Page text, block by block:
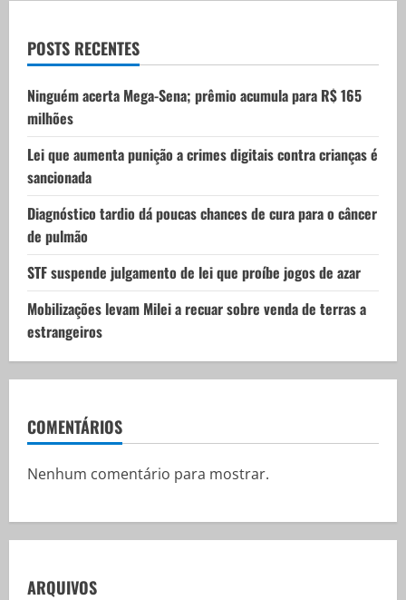
t
i
o
n
POSTS RECENTES
Ninguém acerta Mega-Sena; prêmio acumula para R$ 165
milhões
Lei que aumenta punição a crimes digitais contra crianças é
sancionada
Diagnóstico tardio dá poucas chances de cura para o câncer
de pulmão
STF suspende julgamento de lei que proíbe jogos de azar
Mobilizações levam Milei a recuar sobre venda de terras a
estrangeiros
COMENTÁRIOS
Nenhum comentário para mostrar.
ARQUIVOS